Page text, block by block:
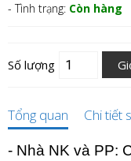
- Tình trạng: Còn hàng
Số lượng
Tổng quan Chi tiết
- Nhà NK và PP: